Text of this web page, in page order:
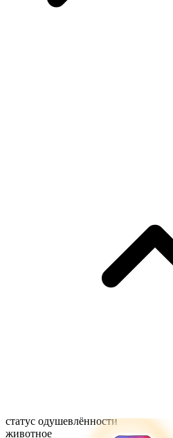
статус одушевлённости
животное